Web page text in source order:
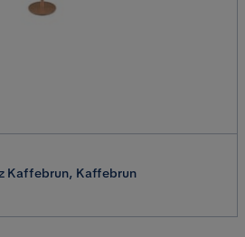
Kaffebrun, Kaffebrun